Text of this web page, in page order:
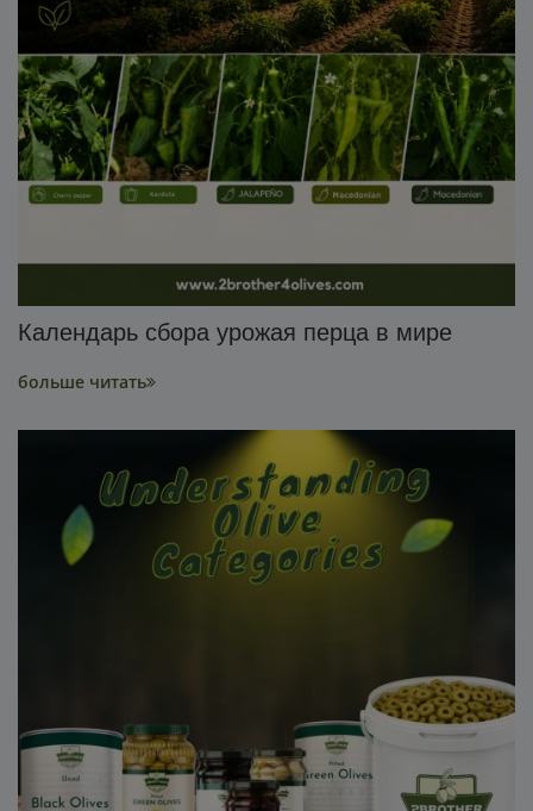
Календарь сбора урожая перца в мире
больше читать